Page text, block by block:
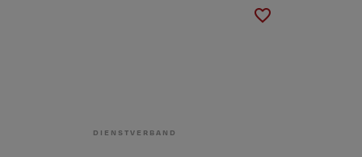
DIENSTVERBAND